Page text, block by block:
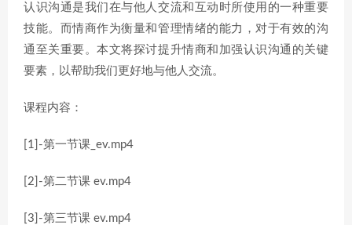
认识沟通是我们在与他人交流和互动时所使用的一种重要
技能。而情商作为衡量和管理情绪的能力，对于有效的沟
通至关重要。本文将探讨提升情商和加强认识沟通的关键
要素，以帮助我们更好地与他人交流。
课程内容：
[1]-第一节课_ev.mp4
[2]-第二节课 ev.mp4
[3]-第三节课 ev.mp4